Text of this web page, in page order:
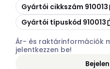
Másolás
Gyártói cikkszám 910013
Másolás
Gyártói típuskód 910013
Ár- és raktárinformációk
jelentkezzen be!